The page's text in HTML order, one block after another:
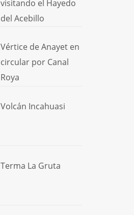
visitando el Hayedo
del Acebillo
Vértice de Anayet en
circular por Canal
Roya
Volcán Incahuasi
Terma La Gruta